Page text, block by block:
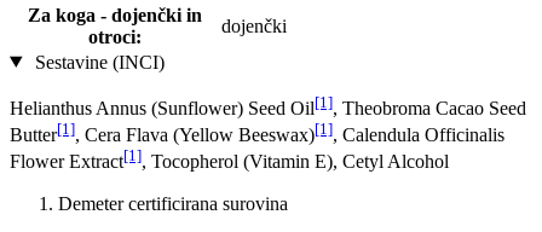
Za koga - dojenčki in
otroci:
dojenčki
Sestavine (INCI)
Helianthus Annus (Sunflower) Seed Oil[1], Theobroma Cacao Seed
Butter[1], Cera Flava (Yellow Beeswax)[1], Calendula Officinalis
Flower Extract[1], Tocopherol (Vitamin E), Cetyl Alcohol
Demeter certificirana surovina